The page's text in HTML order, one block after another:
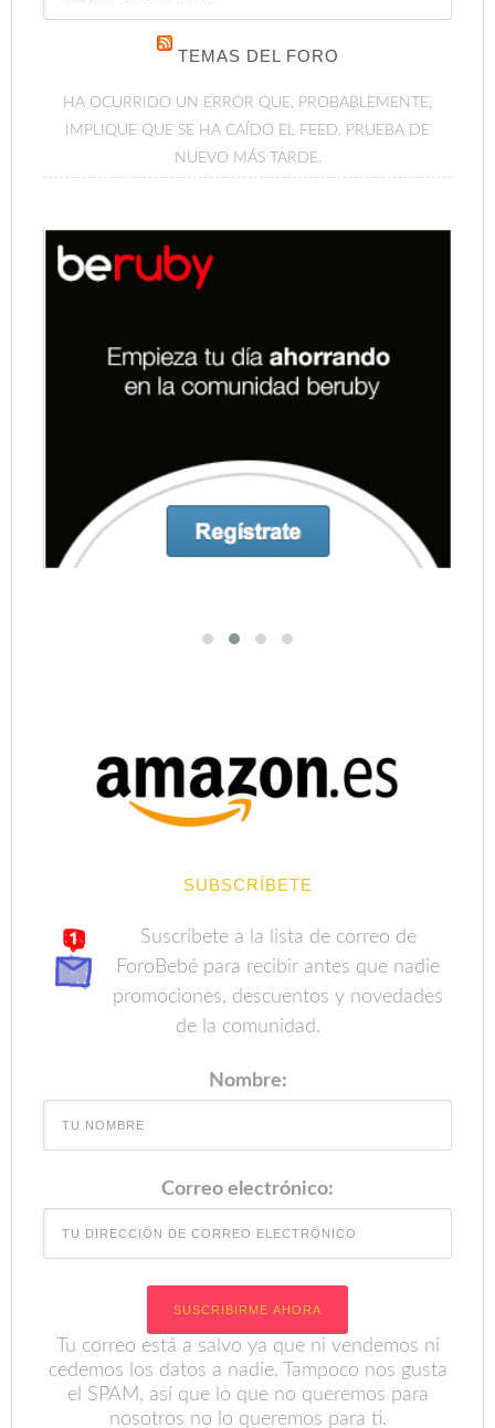
TEMAS DEL FORO
HA OCURRIDO UN ERROR QUE, PROBABLEMENTE,
IMPLIQUE QUE SE HA CAÍDO EL FEED. PRUEBA DE
NUEVO MÁS TARDE.
SUBSCRÍBETE
Suscríbete a la lista de correo de
ForoBebé para recibir antes que nadie
promociones, descuentos y novedades
de la comunidad.
Nombre:
Correo electrónico:
Tu correo está a salvo ya que ni vendemos ni
cedemos los datos a nadie. Tampoco nos gusta
el SPAM, así que lo que no queremos para
nosotros no lo queremos para ti.